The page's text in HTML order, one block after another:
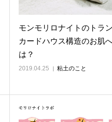
モンモリロナイトのトラ
カードハウス構造のお肌
は？
2019.04.25 粘土のこと